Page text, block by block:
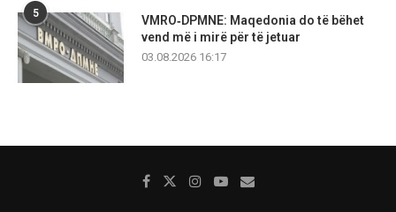
5
VMRO‑DPMNE: Maqedonia do të bëhet
vend më i mirë për të jetuar
03.08.2026 16:17